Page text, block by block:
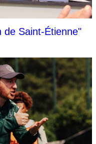
de Saint-Étienne"